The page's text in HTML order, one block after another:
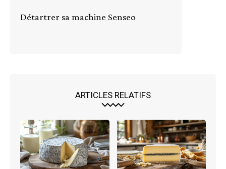
Détartrer sa machine Senseo
ARTICLES RELATIFS